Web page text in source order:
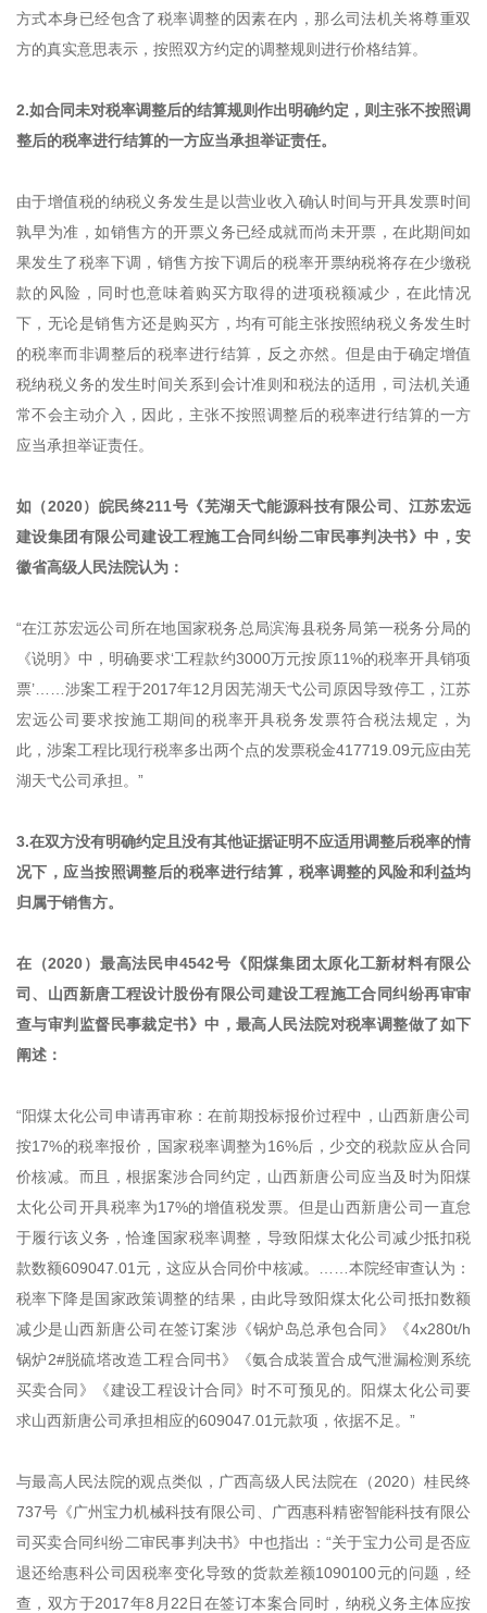
方式本身已经包含了税率调整的因素在内，那么司法机关将尊重双
方的真实意思表示，按照双方约定的调整规则进行价格结算。
2.如合同未对税率调整后的结算规则作出明确约定，则主张不按照调
整后的税率进行结算的一方应当承担举证责任。
由于增值税的纳税义务发生是以营业收入确认时间与开具发票时间
孰早为准，如销售方的开票义务已经成就而尚未开票，在此期间如
果发生了税率下调，销售方按下调后的税率开票纳税将存在少缴税
款的风险，同时也意味着购买方取得的进项税额减少，在此情况
下，无论是销售方还是购买方，均有可能主张按照纳税义务发生时
的税率而非调整后的税率进行结算，反之亦然。但是由于确定增值
税纳税义务的发生时间关系到会计准则和税法的适用，司法机关通
常不会主动介入，因此，主张不按照调整后的税率进行结算的一方
应当承担举证责任。
如（2020）皖民终211号《芜湖天弋能源科技有限公司、江苏宏远
建设集团有限公司建设工程施工合同纠纷二审民事判决书》中，安
徽省高级人民法院认为：
“在江苏宏远公司所在地国家税务总局滨海县税务局第一税务分局的
《说明》中，明确要求‘工程款约3000万元按原11%的税率开具销项
票’……涉案工程于2017年12月因芜湖天弋公司原因导致停工，江苏
宏远公司要求按施工期间的税率开具税务发票符合税法规定，为
此，涉案工程比现行税率多出两个点的发票税金417719.09元应由芜
湖天弋公司承担。”
3.在双方没有明确约定且没有其他证据证明不应适用调整后税率的情
况下，应当按照调整后的税率进行结算，税率调整的风险和利益均
归属于销售方。
在（2020）最高法民申4542号《阳煤集团太原化工新材料有限公
司、山西新唐工程设计股份有限公司建设工程施工合同纠纷再审审
查与审判监督民事裁定书》中，最高人民法院对税率调整做了如下
阐述：
“阳煤太化公司申请再审称：在前期投标报价过程中，山西新唐公司
按17%的税率报价，国家税率调整为16%后，少交的税款应从合同
价核减。而且，根据案涉合同约定，山西新唐公司应当及时为阳煤
太化公司开具税率为17%的增值税发票。但是山西新唐公司一直怠
于履行该义务，恰逢国家税率调整，导致阳煤太化公司减少抵扣税
款数额609047.01元，这应从合同价中核减。……本院经审查认为：
税率下降是国家政策调整的结果，由此导致阳煤太化公司抵扣数额
减少是山西新唐公司在签订案涉《锅炉岛总承包合同》《4x280t/h
锅炉2#脱硫塔改造工程合同书》《氨合成装置合成气泄漏检测系统
买卖合同》《建设工程设计合同》时不可预见的。阳煤太化公司要
求山西新唐公司承担相应的609047.01元款项，依据不足。”
与最高人民法院的观点类似，广西高级人民法院在（2020）桂民终
737号《广州宝力机械科技有限公司、广西惠科精密智能科技有限公
司买卖合同纠纷二审民事判决书》中也指出：“关于宝力公司是否应
退还给惠科公司因税率变化导致的货款差额1090100元的问题，经
查，双方于2017年8月22日在签订本案合同时，纳税义务主体应按